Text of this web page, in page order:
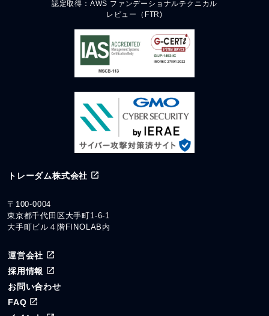
認定取得：AWS ファンデーショナルテクニカル
レビュー（FTR)
トレーダム株式会社
〒100-0004
東京都千代田区大手町1-6-1
大手町ビル４階FINOLAB内
運営会社
採用情報
お問い合わせ
FAQ